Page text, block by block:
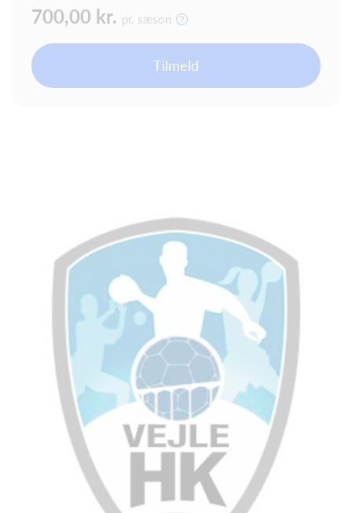
700,00 kr. pr. sæson
Tilmeld